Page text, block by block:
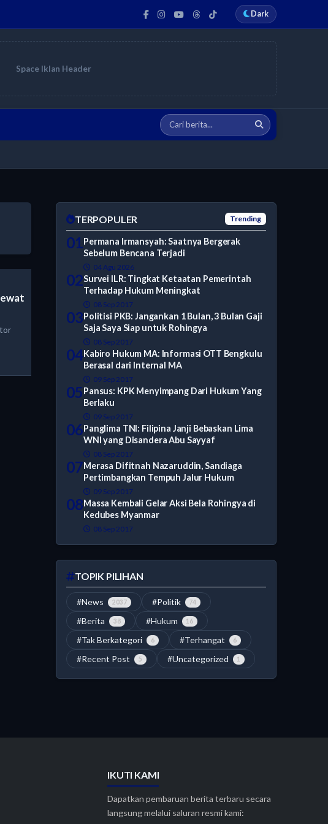
Dark
Space Iklan Header
TERPOPULER Trending
01Permana Irmansyah: Saatnya Bergerak
Sebelum Bencana Terjadi
04 Agu 2026
02Survei ILR: Tingkat Ketaatan Pemerintah
Terhadap Hukum Meningkat
08 Sep 2017
03Politisi PKB: Jangankan 1 Bulan, 3 Bulan Gaji
Saja Saya Siap untuk Rohingya
08 Sep 2017
04Kabiro Hukum MA: Informasi OTT Bengkulu
Berasal dari Internal MA
09 Sep 2017
05Pansus: KPK Menyimpang Dari Hukum Yang
Berlaku
09 Sep 2017
06Panglima TNI: Filipina Janji Bebaskan Lima
WNI yang Disandera Abu Sayyaf
08 Sep 2017
07Merasa Difitnah Nazaruddin, Sandiaga
Pertimbangkan Tempuh Jalur Hukum
09 Sep 2017
08Massa Kembali Gelar Aksi Bela Rohingya di
Kedubes Myanmar
08 Sep 2017
TOPIK PILIHAN
#News 2037 #Politik 74
#Berita 38 #Hukum 16
#Tak Berkategori 6 #Terhangat 6
#Recent Post 5 #Uncategorized 1
IKUTI KAMI
Dapatkan pembaruan berita terbaru secara
langsung melalui saluran resmi kami: